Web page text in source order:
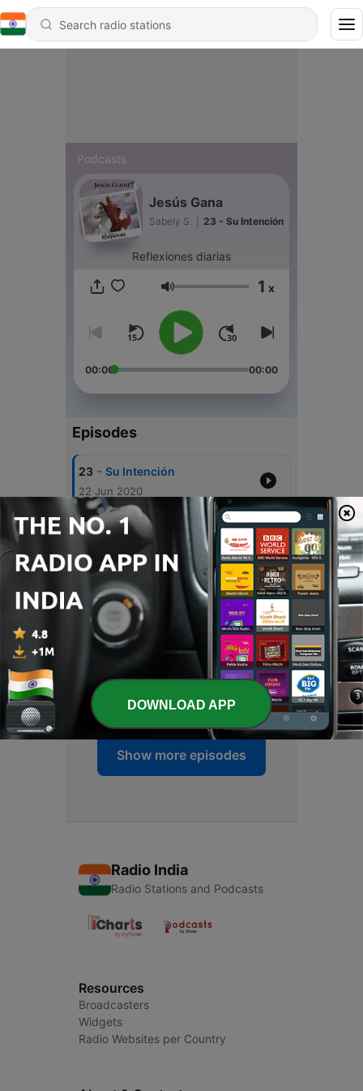
Podcasts
Jesús Gana
Sabely S. 23 - Su Intención
Reflexiones diarias
Volume 1 x
00:00 00:00
Episodes
23 - Su Intención
22 Jun 2020
22 - Su Súplica
21 - Su Entrega
20 Jun 2020
20 - Su Argumento
19 Jun 2020
Su Limpieza
18 Jun 2020
Show more episodes
Radio India
Radio Stations and Podcasts
Resources
Broadcasters
Widgets
Radio Websites per Country
DOWNLOAD APP